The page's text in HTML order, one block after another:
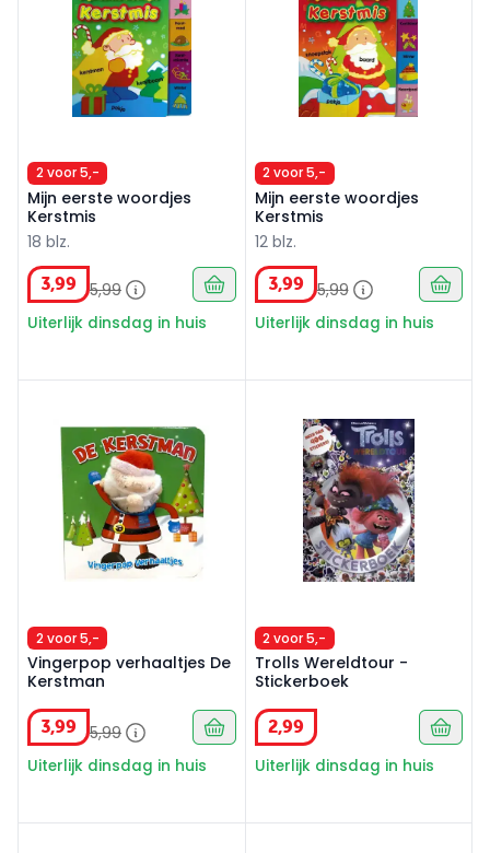
2 voor 5,-
Mijn eerste woordjes
Kerstmis
18 blz.
3,99 5,99
Uiterlijk dinsdag in huis
2 voor 5,-
Mijn eerste woordjes
Kerstmis
12 blz.
3,99 5,99
Uiterlijk dinsdag in huis
2 voor 5,-
Vingerpop verhaaltjes De
Kerstman
3,99 5,99
Uiterlijk dinsdag in huis
2 voor 5,-
Trolls Wereldtour -
Stickerboek
2,99
Uiterlijk dinsdag in huis